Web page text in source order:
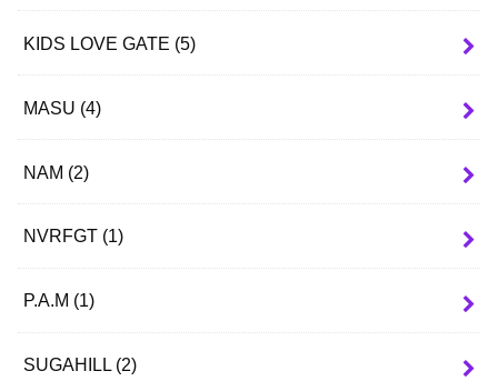
KIDS LOVE GATE (5)
MASU (4)
NAM (2)
NVRFGT (1)
P.A.M (1)
SUGAHILL (2)